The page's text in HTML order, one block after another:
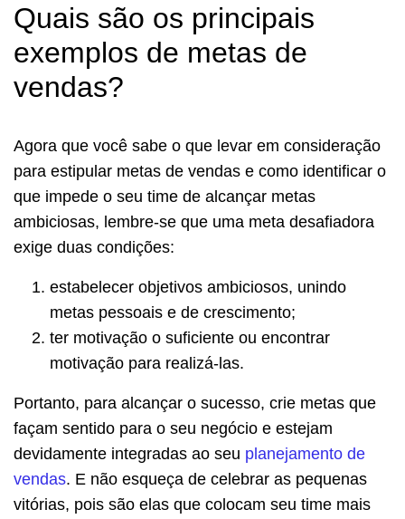
Quais são os principais
exemplos de metas de
vendas?
Agora que você sabe o que levar em consideração
para estipular metas de vendas e como identificar o
que impede o seu time de alcançar metas
ambiciosas, lembre-se que uma meta desafiadora
exige duas condições:
estabelecer objetivos ambiciosos, unindo
metas pessoais e de crescimento;
ter motivação o suficiente ou encontrar
motivação para realizá-las.
Portanto, para alcançar o sucesso, crie metas que
façam sentido para o seu negócio e estejam
devidamente integradas ao seu planejamento de
vendas. E não esqueça de celebrar as pequenas
vitórias, pois são elas que colocam seu time mais